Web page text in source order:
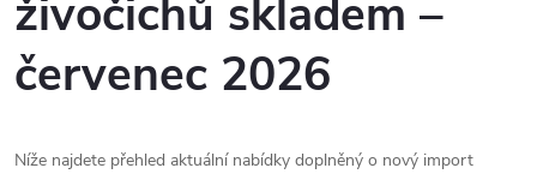
živočichů skladem –
červenec 2026
Níže najdete přehled aktuální nabídky doplněný o nový import